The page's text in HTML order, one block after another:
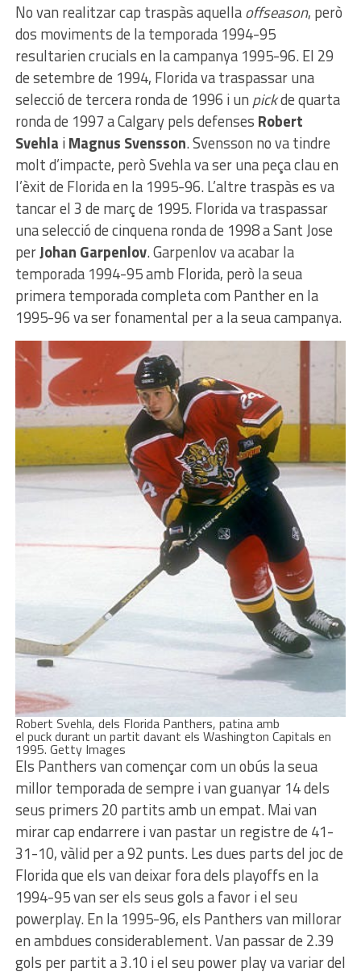
No van realitzar cap traspàs aquellaoffseason, però
dos moviments de la temporada 1994-95
resultarien crucials en la campanya 1995-96. El 29
de setembre de 1994, Florida va traspassar una
selecció de tercera ronda de 1996 i un pickde quarta
ronda de 1997 a Calgary pels defenses Robert
Svehla iMagnus Svensson. Svensson no va tindre
molt d’impacte, però Svehla va ser una peça clau en
l’èxit de Florida en la 1995-96. L’altre traspàs es va
tancar el 3 de març de 1995. Florida va traspassar
una selecció de cinquena ronda de 1998 a Sant Jose
perJohan Garpenlov. Garpenlov va acabar la
temporada 1994-95 amb Florida, però la seua
primera temporada completa com Panther en la
1995-96 va ser fonamental per a la seua campanya.
Robert Svehla, dels Florida Panthers, patina amb
el puck durant un partit davant els Washington Capitals en
1995. Getty Images
Els Panthers van començar com un obús la seua
millor temporada de sempre i van guanyar 14 dels
seus primers 20 partits amb un empat. Mai van
mirar cap endarrere i van pastar un registre de 41-
31-10, vàlid per a 92 punts. Les dues parts del joc de
Florida que els van deixar fora dels playoffs en la
1994-95 van ser els seus gols a favor i el seu
powerplay. En la 1995-96, els Panthers van millorar
en ambdues considerablement. Van passar de 2.39
gols per partit a 3.10 i el seu power play va variar del